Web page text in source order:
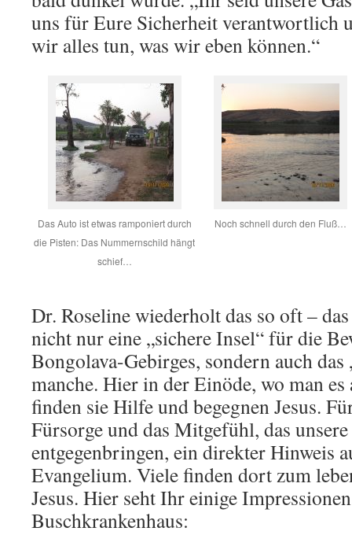
uns für Eure Sicherheit verantwortlich
wir alles tun, was wir eben können.“
Das Auto ist etwas ramponiert durch
die Pisten: Das Nummernschild hängt
schief…
Noch schnell durch den Fluß…
Dr. Roseline wiederholt das so oft –
nicht nur eine „sichere Insel“ für die
Bongolava-Gebirges, sondern auch
manche. Hier in der Einöde, wo man
finden sie Hilfe und begegnen Jesus.
Fürsorge und das Mitgefühl, das
entgegenbringen, ein direkter Hinweis
Evangelium. Viele finden dort zum
Jesus. Hier seht Ihr einige
Buschkrankenhaus: